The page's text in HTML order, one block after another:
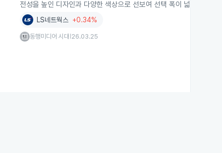
전성을 높인 디자인과 다양한 색상으로 선보여 선택 폭이 넓습니다.
LS네트웍스 +0.34%
동행미디어 시대 26.03.25